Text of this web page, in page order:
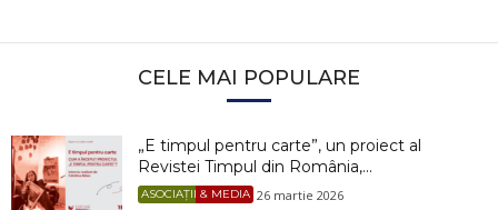
CELE MAI POPULARE
„E timpul pentru carte”, un proiect al
Revistei Timpul din România,...
ASOCIAȚII & MEDIA 26 martie 2026